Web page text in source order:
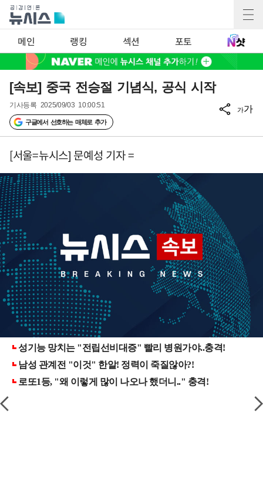
메인 랭킹 섹션 포토
[속보] 중국 전승절 기념식, 공식 시작
기사등록 2025/09/03 10:00:51
구글에서 선호하는 매체로 추가
가가
[서울=뉴시스] 문예성 기자 =